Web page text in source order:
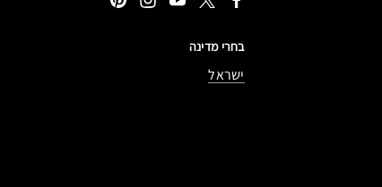
בחרי מדינה
ישראל